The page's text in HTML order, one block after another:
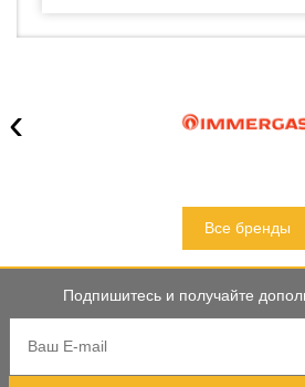
‹
Все бренды
Подпишитесь и получайте